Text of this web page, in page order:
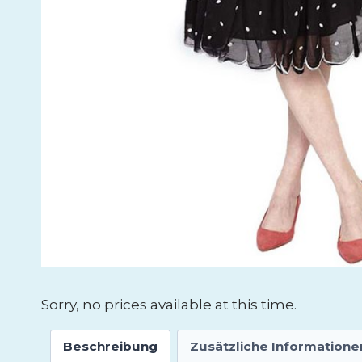
Sorry, no prices available at this time.
Beschreibung Zusätzliche